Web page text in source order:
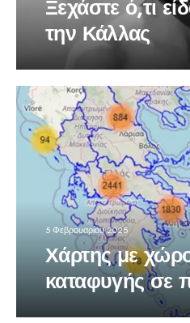
Ξεχάστε ό,τι
την Κάλλας
5 Φεβρουαρίου 2025
Χάρτης με
καταφυγής σε
ανάγκης